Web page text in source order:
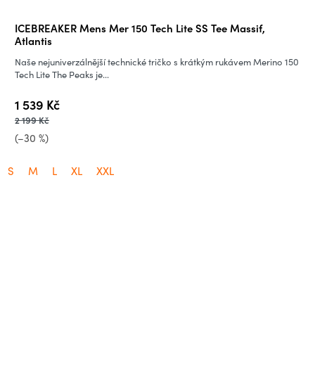
ICEBREAKER Mens Mer 150 Tech Lite SS Tee Massif,
Atlantis
1 539 Kč
2 199 Kč
(–30 %)
Naše nejuniverzálnější technické tričko s krátkým rukávem Merino 150
Tech Lite The Peaks je...
S M L XL XXL